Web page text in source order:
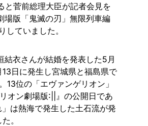
と菅前総理大臣が記者会見を
場版「鬼滅の刃」無限列車編
ていました。
結衣さんが結婚を発表した5月
日に発生し宮城県と福島県で
位の「エヴァンゲリオン」
オン劇場版:||』の公開日であ
は熱海で発生した土石流が発
。